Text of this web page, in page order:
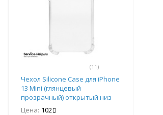
(11)
Чехол Silicone Case для iPhone
13 Mini (глянцевый
прозрачный) открытый низ
ORIG Завод
Цена: 102